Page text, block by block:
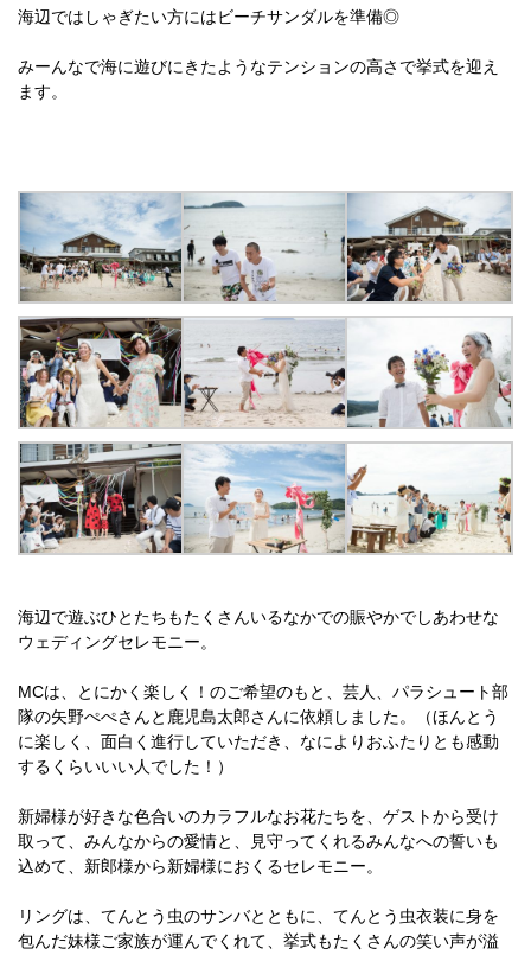
海辺ではしゃぎたい方にはビーチサンダルを準備◎
みーんなで海に遊びにきたようなテンションの高さで挙式を迎え
ます。
海辺で遊ぶひとたちもたくさんいるなかでの賑やかでしあわせな
ウェディングセレモニー。
MCは、とにかく楽しく！のご希望のもと、芸人、パラシュート部
隊の矢野ぺぺさんと鹿児島太郎さんに依頼しました。（ほんとう
に楽しく、面白く進行していただき、なによりおふたりとも感動
するくらいいい人でした！）
新婦様が好きな色合いのカラフルなお花たちを、ゲストから受け
取って、みんなからの愛情と、見守ってくれるみんなへの誓いも
込めて、新郎様から新婦様におくるセレモニー。
リングは、てんとう虫のサンバとともに、てんとう虫衣装に身を
包んだ妹様ご家族が運んでくれて、挙式もたくさんの笑い声が溢